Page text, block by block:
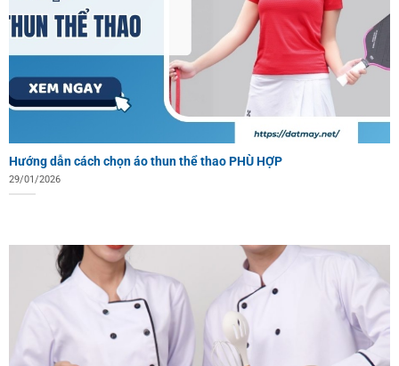
Hướng dẫn cách chọn áo thun thể thao PHÙ HỢP
29/01/2026